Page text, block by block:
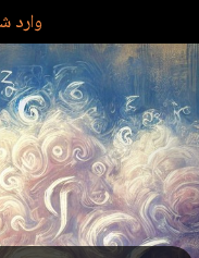
وارد